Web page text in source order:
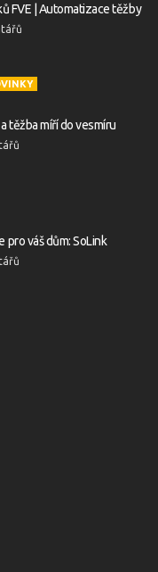
FVE | Automatizace těžby
těžba míří do vesmíru
váš dům: SoLink